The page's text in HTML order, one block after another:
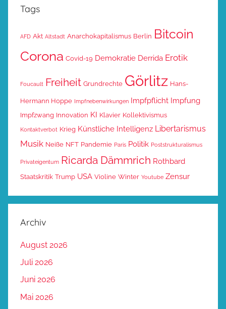
Tags
AFD Akt Altstadt Anarchokapitalismus Berlin Bitcoin
Corona Covid-19 Demokratie Derrida Erotik
Foucault Freiheit Grundrechte Görlitz Hans-
Hermann Hoppe Impfnebenwirkungen Impfpflicht Impfung
Impfzwang Innovation KI Klavier Kollektivismus
Kontaktverbot Krieg Künstliche Intelligenz Libertarismus
Musik Neiße NFT Pandemie Paris Politik Poststrukturalismus
Privateigentum Ricarda Dämmrich Rothbard
Staatskritik Trump USA Violine Winter Youtube Zensur
Archiv
August 2026
Juli 2026
Juni 2026
Mai 2026